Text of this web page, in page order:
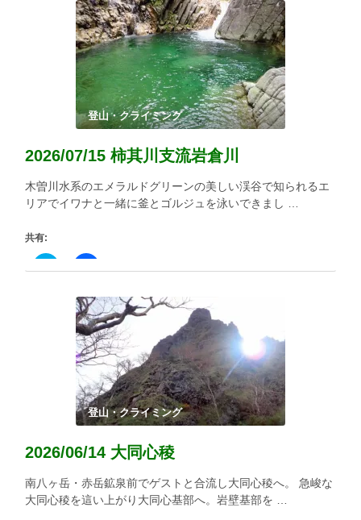
登山・クライミング
2026/07/15 柿其川支流岩倉川
木曽川水系のエメラルドグリーンの美しい渓谷で知られるエ
リアでイワナと一緒に釜とゴルジュを泳いできまし …
共有:
ク
リ
Twitter
で
開
ま
す)
Facebook
で
有
す
る
に
は
ク
リ
ッ
ク
し
て
く
だ
(新
し
ウ
ィ
ン
登山・クライミング
2026/06/14 大同心稜
南八ヶ岳・赤岳鉱泉前でゲストと合流し大同心稜へ。 急峻な
大同心稜を這い上がり大同心基部へ。岩壁基部を …